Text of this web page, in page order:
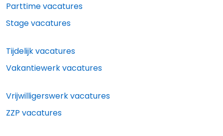
Parttime vacatures
Stage vacatures
Tijdelijk vacatures
Vakantiewerk vacatures
Vrijwilligerswerk vacatures
ZZP vacatures